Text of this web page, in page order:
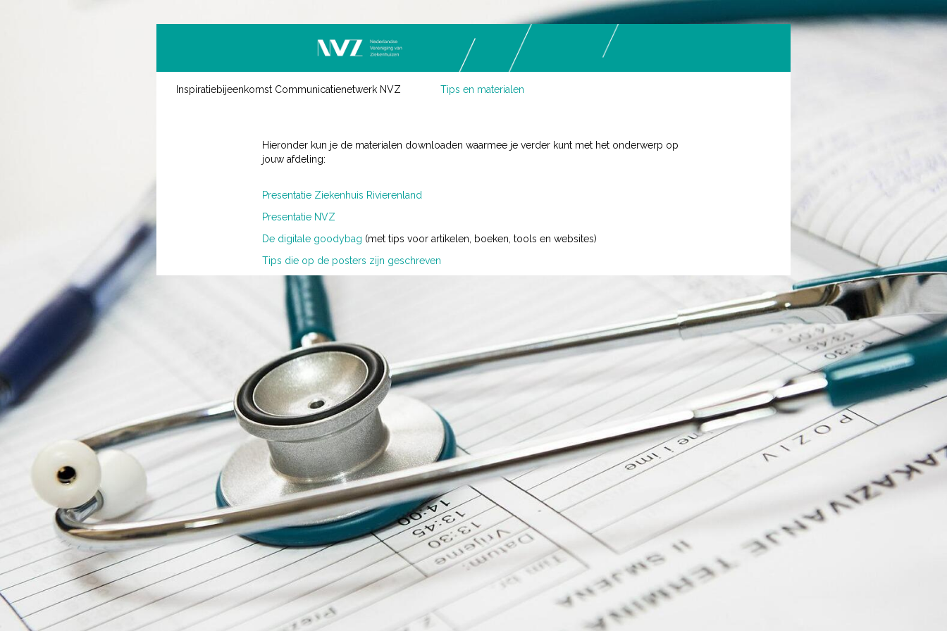
Inspiratiebijeenkomst Communicatienetwerk NVZ Tips en materialen
Hieronder kun je de materialen downloaden waarmee je verder kunt met het onderwerp op
jouw afdeling:
Presentatie Ziekenhuis Rivierenland
Presentatie NVZ
De digitale goodybag (met tips voor artikelen, boeken, tools en websites)
Tips die op de posters zijn geschreven